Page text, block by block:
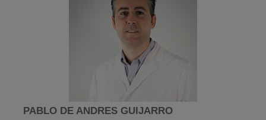
PABLO DE ANDRES GUIJARRO